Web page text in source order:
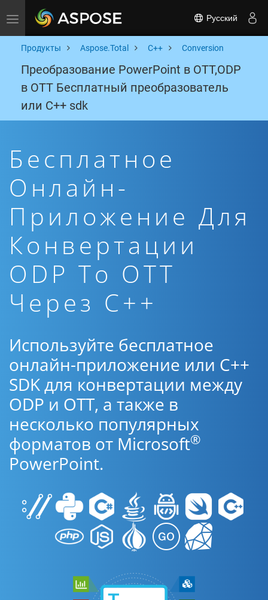
Toggle navigation Русский
Продукты Aspose.Total C++ Conversion
Преобразование PowerPoint в OTT,ODP
в OTT Бесплатный преобразователь
или C++ sdk
Бесплатное
Онлайн-
Приложение Для
Конвертации
ODP To OTT
Через C++
Используйте бесплатное
онлайн-приложение или C++
SDK для конвертации между
ODP и OTT, а также в
несколько популярных
форматов от Microsoft®
PowerPoint.